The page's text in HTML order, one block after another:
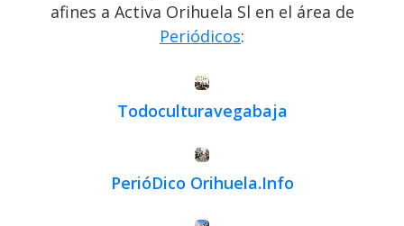
afines a Activa Orihuela Sl en el área de
Periódicos:
Todoculturavegabaja
PerióDico Orihuela.Info